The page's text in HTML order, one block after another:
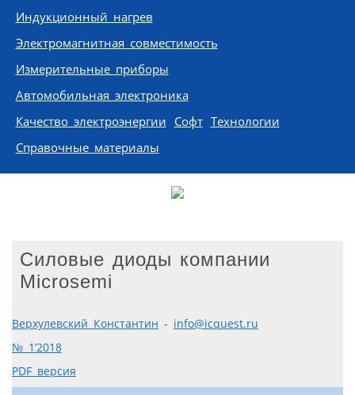
Индукционный нагрев
Электромагнитная совместимость
Измерительные приборы
Автомобильная электроника
Качество электроэнергии Софт Технологии
Справочные материалы
Силовые диоды компании
Microsemi
Верхулевский Константин - info@icquest.ru
№ 1’2018
PDF версия